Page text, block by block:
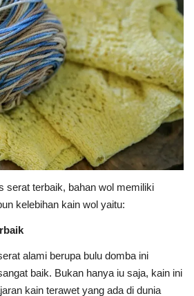
serat terbaik, bahan wol memiliki
kelebihan kain wol yaitu:
alami berupa bulu domba ini
baik. Bukan hanya iu saja, kain ini
kain terawet yang ada di dunia